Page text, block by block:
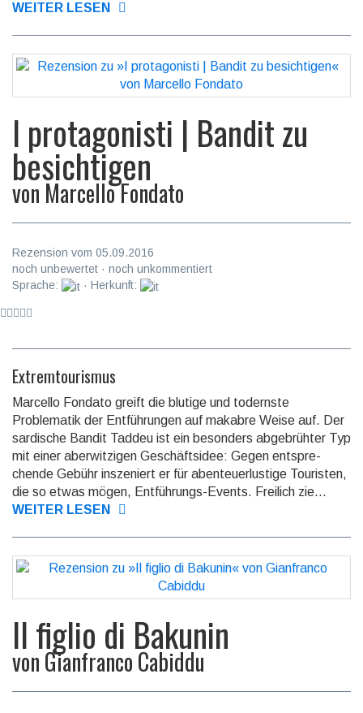
WEITER LESEN
I protagonisti | Bandit zu
besichtigen
von Marcello Fondato
Rezension vom 05.09.2016
noch unbewertet · noch unkommentiert
Sprache:
· Herkunft:
Extremtourismus
Marcello Fondato greift die blutige und todernste
Problematik der Ent­führun­gen auf makabre Weise auf. Der
sardische Bandit Taddeu ist ein besonders abgebrühter Typ
mit einer aberwit­zigen Geschäfts­idee: Gegen entspre­
chende Gebühr inszeniert er für abenteuer­lustige Touristen,
die so etwas mögen, Ent­füh­rungs-Events. Freilich zie...
WEITER LESEN
Il figlio di Bakunin
vonGianfranco Cabiddu